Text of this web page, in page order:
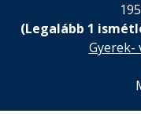
(Legalább 1
Gyerek-